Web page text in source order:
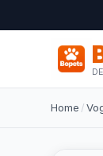
Home /